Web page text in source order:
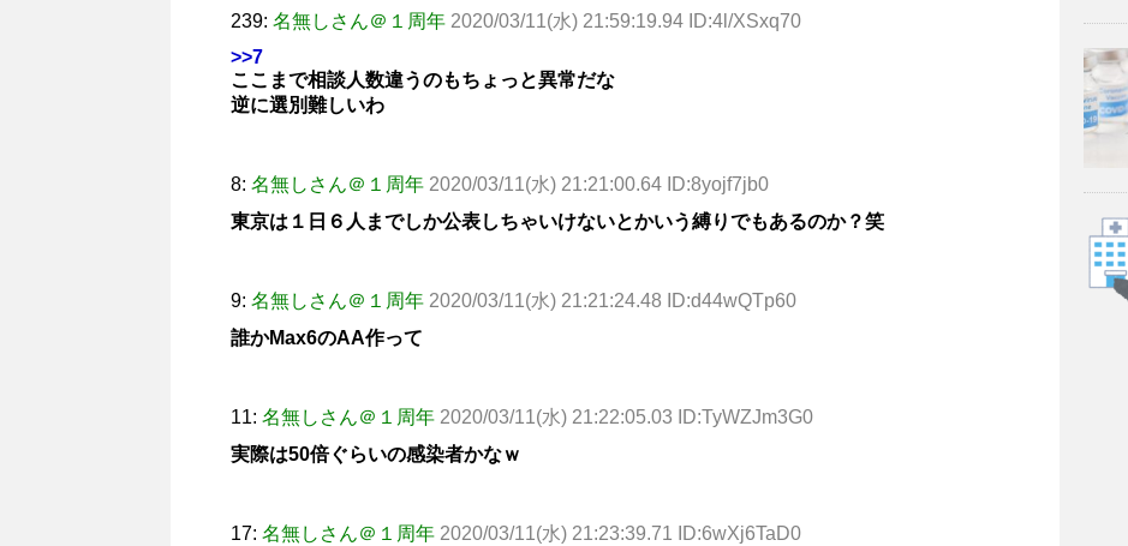
239: 名無しさん＠１周年 2020/03/11(水) 21:59:19.94 ID:4l/XSxq70
>>7
ここまで相談人数違うのもちょっと異常だな
逆に選別難しいわ
8: 名無しさん＠１周年 2020/03/11(水) 21:21:00.64 ID:8yojf7jb0
東京は１日６人までしか公表しちゃいけないとかいう縛りでもあるのか？笑
9: 名無しさん＠１周年 2020/03/11(水) 21:21:24.48 ID:d44wQTp60
誰かMax6のAA作って
11: 名無しさん＠１周年 2020/03/11(水) 21:22:05.03 ID:TyWZJm3G0
実際は50倍ぐらいの感染者かなｗ
17: 名無しさん＠１周年 2020/03/11(水) 21:23:39.71 ID:6wXj6TaD0